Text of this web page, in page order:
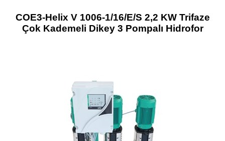
COE3-Helix V 1006-1/16/E/S 2,2 KW Trifaze
Çok Kademeli Dikey 3 Pompalı Hidrofor